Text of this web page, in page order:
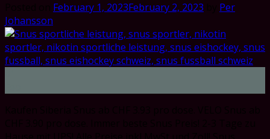
February 1, 2023February 2, 2023
Per
Johansson